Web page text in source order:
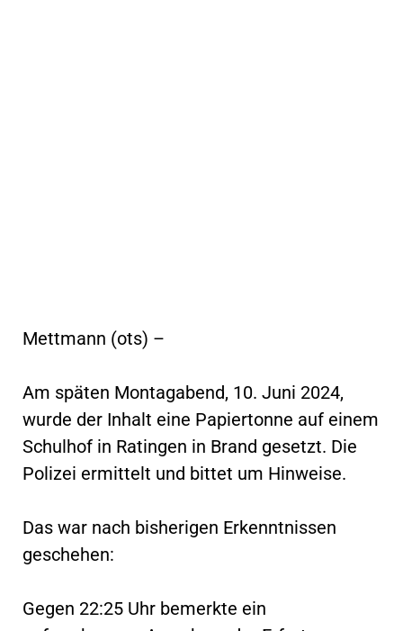
Mettmann (ots) –
Am späten Montagabend, 10. Juni 2024,
wurde der Inhalt eine Papiertonne auf einem
Schulhof in Ratingen in Brand gesetzt. Die
Polizei ermittelt und bittet um Hinweise.
Das war nach bisherigen Erkenntnissen
geschehen:
Gegen 22:25 Uhr bemerkte ein